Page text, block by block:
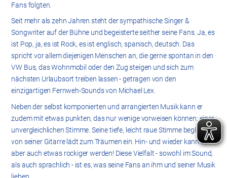
Fans folgten.
Seit mehr als zehn Jahren steht der sympathische Singer &
Songwriter auf der Bühne und begeisterte seither seine Fans. Ja, es
ist Pop, ja, es ist Rock, es ist englisch, spanisch, deutsch. Das
spricht vor allem diejenigen Menschen an, die gerne spontan in den
VW Bus, das Wohnmobil oder den Zug steigen und sich zum
nächsten Urlaubsort treiben lassen - getragen von den
einzigartigen Fernweh-Sounds von Michael Lex.
Neben der selbst komponierten und arrangierten Musik kann er
zudem mit etwas punkten, das nur wenige vorweisen können: einer
unvergleichlichen Stimme. Seine tiefe, leicht raue Stimme begleitet
von seiner Gitarre lädt zum Träumen ein. Hin- und wieder kann es
aber auch etwas rockiger werden! Diese Vielfalt - sowohl im Sound,
als auch sprachlich - ist es, was seine Fans an ihm und seiner Musik
lieben.